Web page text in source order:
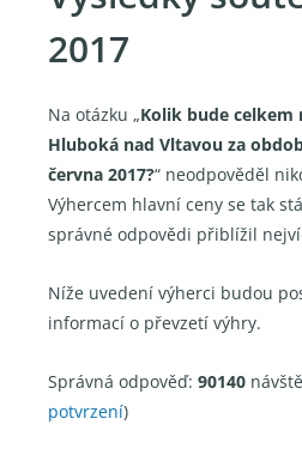
2017
Na otázku „Kolik bude celkem
Hluboká nad Vltavou za
června 2017?“ neodpověděl
Výhercem hlavní ceny se tak
správné odpovědi přiblížil
Níže uvedení výherci budou
informací o převzetí výhry.
Správná odpověď: 90140
potvrzení)